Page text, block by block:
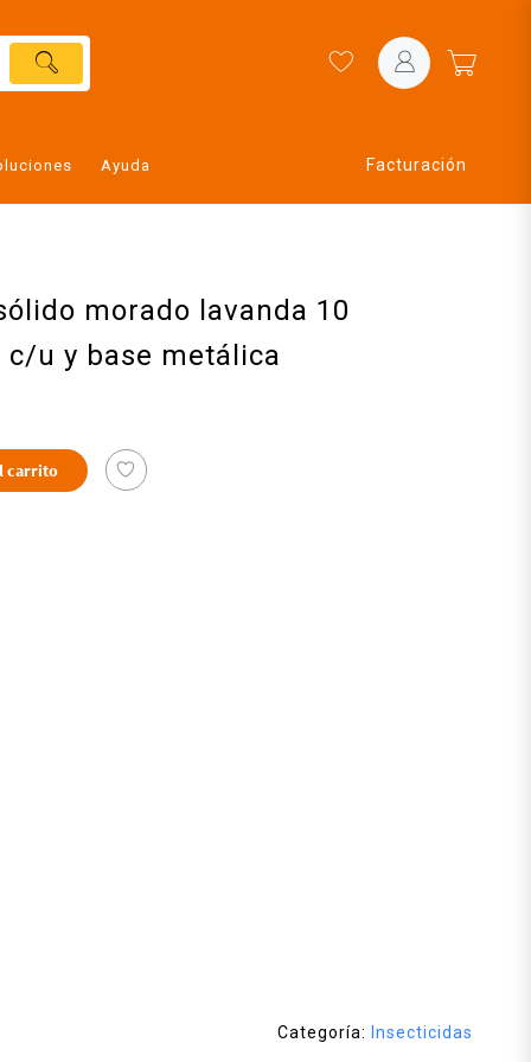
Ayuda Facturación
morado lavanda 10
u y base metálica
carrito
Categoría: Insecticidas